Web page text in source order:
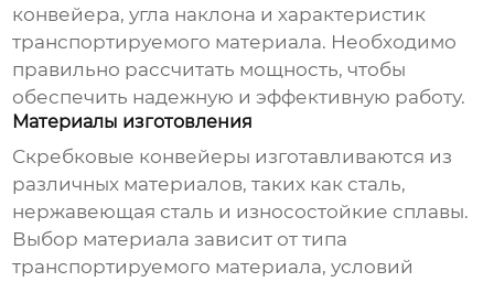
конвейера, угла наклона и характеристик
транспортируемого материала. Необходимо
правильно рассчитать мощность, чтобы
обеспечить надежную и эффективную работу.
Материалы изготовления
Скребковые конвейеры изготавливаются из
различных материалов, таких как сталь,
нержавеющая сталь и износостойкие сплавы.
Выбор материала зависит от типа
транспортируемого материала, условий